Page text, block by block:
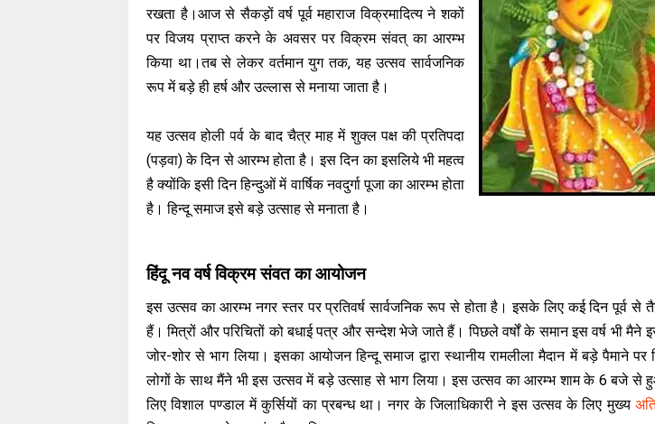
रखता है।आज से सैकड़ों वर्ष पूर्व महाराज विक्रमादित्य ने शकों
पर विजय प्राप्त करने के अवसर पर विक्रम संवत् का आरम्भ
किया था।तब से लेकर वर्तमान युग तक, यह उत्सव सार्वजनिक
रूप में बड़े ही हर्ष और उल्लास से मनाया जाता है।
यह उत्सव होली पर्व के बाद चैत्र माह में शुक्ल पक्ष की प्रतिपदा
(पड़वा) के दिन से आरम्भ होता है। इस दिन का इसलिये भी महत्व
है क्योंकि इसी दिन हिन्दुओं में वार्षिक नवदुर्गा पूजा का आरम्भ होता
है। हिन्दू समाज इसे बड़े उत्साह से मनाता है।
हिंदू नव वर्ष विक्रम संवत का आयोजन
इस उत्सव का आरम्भ नगर स्तर पर प्रतिवर्ष सार्वजनिक रूप से होता है। इसके लिए कई दिन पूर्व से
हैं। मित्रों और परिचितों को बधाई पत्र और सन्देश भेजे जाते हैं। पिछले वर्षों के समान इस वर्ष भी
जोर-शोर से भाग लिया। इसका आयोजन हिन्दू समाज द्वारा स्थानीय रामलीला मैदान में बड़े पैमाने
लोगों के साथ मैंने भी इस उत्सव में बड़े उत्साह से भाग लिया। इस उत्सव का आरम्भ शाम के 6 बजे से
लिए विशाल पण्डाल में कुर्सियों का प्रबन्ध था। नगर के जिलाधिकारी ने इस उत्सव के लिए मुख्य